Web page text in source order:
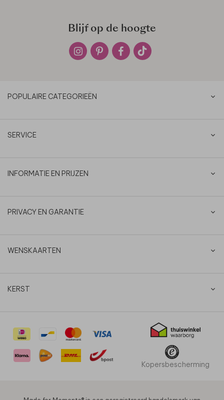
Blijf op de hoogte
POPULAIRE CATEGORIEËN
SERVICE
INFORMATIE EN PRIJZEN
PRIVACY EN GARANTIE
WENSKAARTEN
KERST
Kopersbescherming